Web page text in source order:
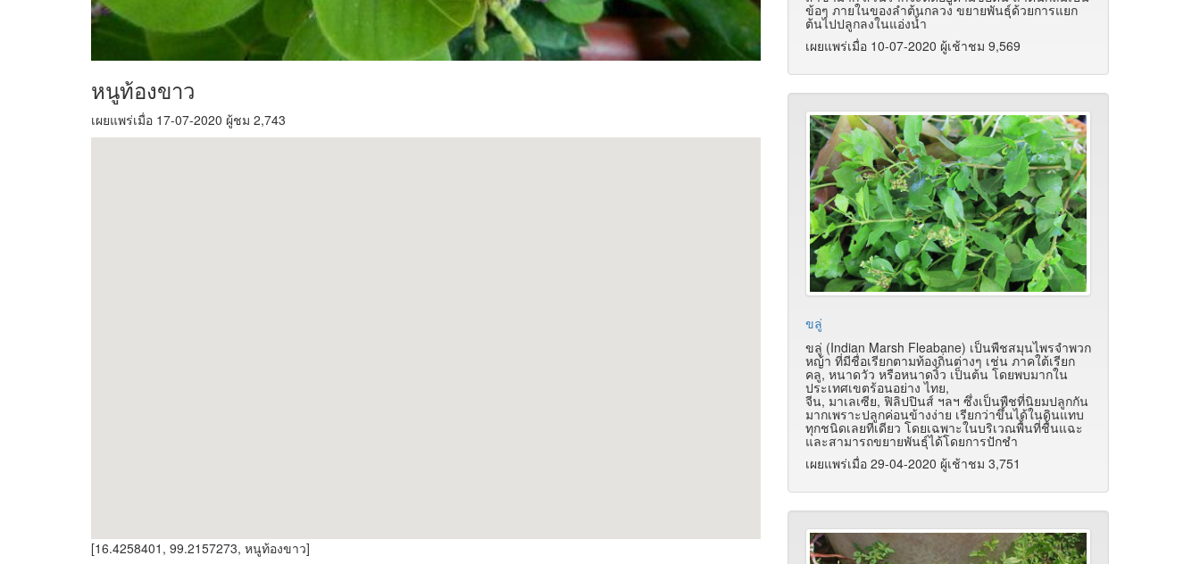
หนูท้องขาว
เผยแพร่เมื่อ 17-07-2020 ผู้ชม 2,743
[16.4258401, 99.2157273, หนูท้องขาว]
ข้อๆ ภายในของลำต้นกลวง ขยายพันธุ์ด้วยการแยก
ต้นไปปลูกลงในแอ่งน้ำ
เผยแพร่เมื่อ 10-07-2020 ผู้เช้าชม 9,569
ขลู่
ขลู่ (Indian Marsh Fleabane) เป็นพืชสมุนไพรจำพวก
หญ้า ที่มีชื่อเรียกตามท้องถิ่นต่างๆ เช่น ภาคใต้เรียก
คลู, หนาดวัว หรือหนาดงิ้ว เป็นต้น โดยพบมากใน
ประเทศเขตร้อนอย่าง ไทย,
จีน, มาเลเซีย, ฟิลิปปินส์ ฯลฯ ซึ่งเป็นพืชที่นิยมปลูกกัน
มากเพราะปลูกค่อนข้างง่าย เรียกว่าขึ้นได้ในดินแทบ
ทุกชนิดเลยทีเดียว โดยเฉพาะในบริเวณพื้นที่ชื้นแฉะ
และสามารถขยายพันธุ์ได้โดยการปักชำ
เผยแพร่เมื่อ 29-04-2020 ผู้เช้าชม 3,751